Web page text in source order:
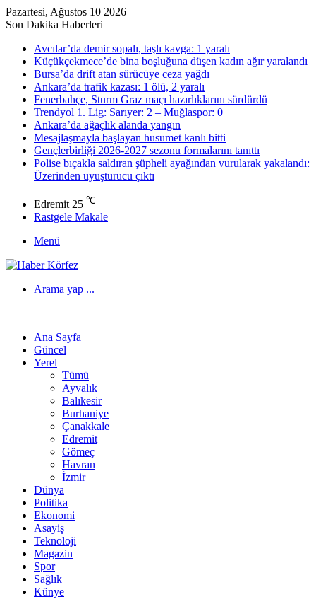
Pazartesi, Ağustos 10 2026
Son Dakika Haberleri
Avcılar’da demir sopalı, taşlı kavga: 1 yaralı
Küçükçekmece’de bina boşluğuna düşen kadın ağır yaralandı
Bursa’da drift atan sürücüye ceza yağdı
Ankara’da trafik kazası: 1 ölü, 2 yaralı
Fenerbahçe, Sturm Graz maçı hazırlıklarını sürdürdü
Trendyol 1. Lig: Sarıyer: 2 – Muğlaspor: 0
Ankara’da ağaçlık alanda yangın
Mesajlaşmayla başlayan husumet kanlı bitti
Gençlerbirliği 2026-2027 sezonu formalarını tanıttı
Polise bıçakla saldıran şüpheli ayağından vurularak yakalandı:
Üzerinden uyuşturucu çıktı
Edremit 25 ℃
Rastgele Makale
Menü
Arama yap ...
Ana Sayfa
Güncel
Yerel
Tümü
Ayvalık
Balıkesir
Burhaniye
Çanakkale
Edremit
Gömeç
Havran
İzmir
Dünya
Politika
Ekonomi
Asayiş
Teknoloji
Magazin
Spor
Sağlık
Künye